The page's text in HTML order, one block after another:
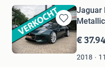
Bewaren
in
Mijn
Favorieten
Jaguar
€
2018